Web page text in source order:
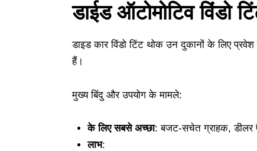
डाईड ऑटोमोटिव विंडो
डाइड कार विंडो टिंट थोक उन दुकानों के लिए
हैं।
मुख्य बिंदु और उपयोग के मामले:
के लिए सबसे अच्छा: बजट-सचेत ग्राहक, डीलर
लाभ: